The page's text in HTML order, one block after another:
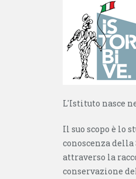
)
a
)
L'Istituto nasce
Il suo scopo è lo
conoscenza
attraverso la
conservazione